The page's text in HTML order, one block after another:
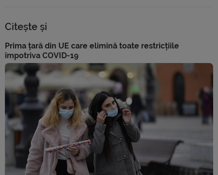
Citește și
Prima țară din UE care elimină toate restricțiile
împotriva COVID-19